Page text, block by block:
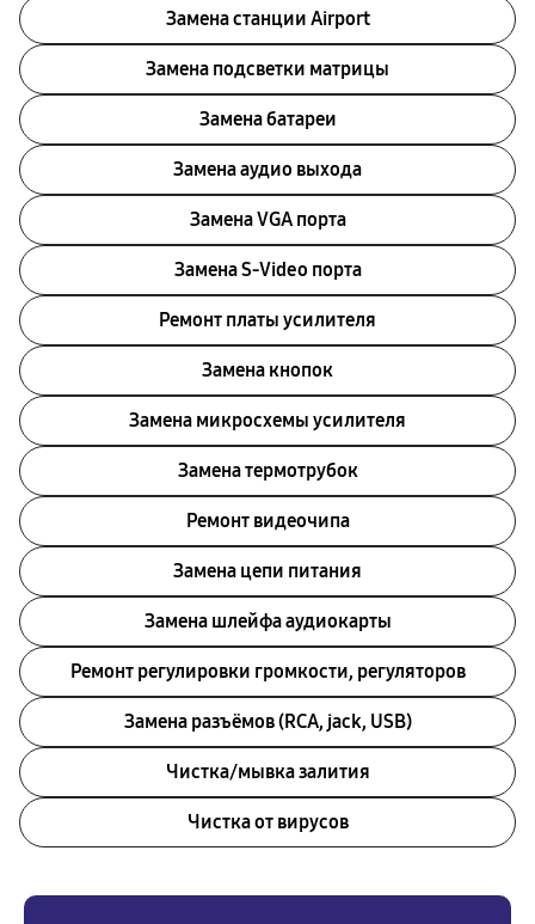
Замена станции Airport
Замена подсветки матрицы
Замена батареи
Замена аудио выхода
Замена VGA порта
Замена S-Video порта
Ремонт платы усилителя
Замена кнопок
Замена микросхемы усилителя
Замена термотрубок
Ремонт видеочипа
Замена цепи питания
Замена шлейфа аудиокарты
Ремонт регулировки громкости, регуляторов
Замена разъёмов (RCA, jack, USB)
Чистка/мывка залития
Чистка от вирусов